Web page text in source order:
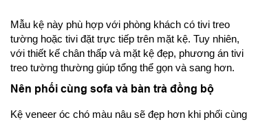
Mẫu kệ này phù hợp với phòng khách có tivi treo
tường hoặc tivi đặt trực tiếp trên mặt kệ. Tuy nhiên,
với thiết kế chân thấp và mặt kệ đẹp, phương án tivi
treo tường thường giúp tổng thể gọn và sang hơn.
Nên phối cùng sofa và bàn trà đồng bộ
Kệ veneer óc chó màu nâu sẽ đẹp hơn khi phối cùng